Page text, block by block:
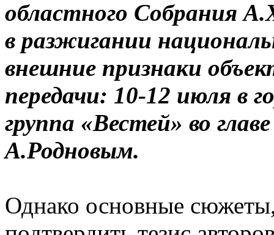
областного Собрания
в разжигании
внешние признаки
передачи: 10-12 июля в
группа «Вестей» во
А.Родновым.
Однако основные